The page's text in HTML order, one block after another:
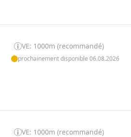
VE: 1000m (recommandé)
prochainement disponible 06.08.2026
VE: 1000m (recommandé)